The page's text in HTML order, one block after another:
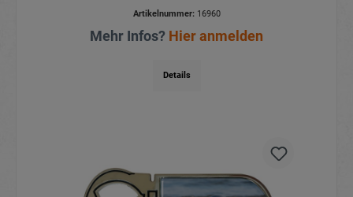
Artikelnummer:16960
Mehr Infos? Hier anmelden
Details